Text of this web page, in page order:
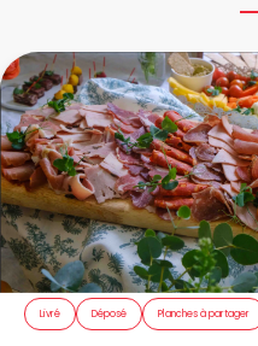
Livré Déposé Planches à partager